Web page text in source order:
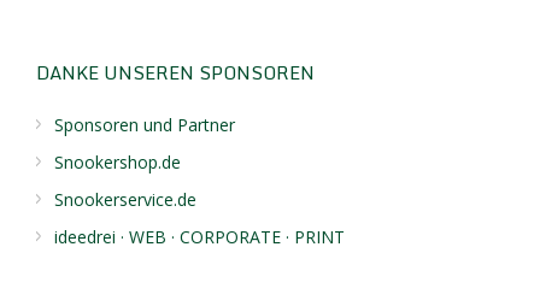
DANKE UNSEREN SPONSOREN
Sponsoren und Partner
Snookershop.de
Snookerservice.de
ideedrei · WEB · CORPORATE · PRINT